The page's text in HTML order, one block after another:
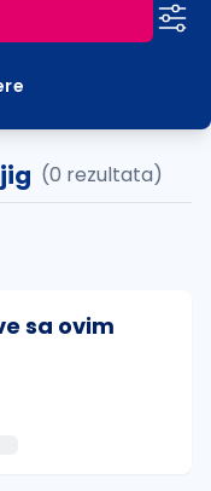
(0 rezultata)
sa ovim